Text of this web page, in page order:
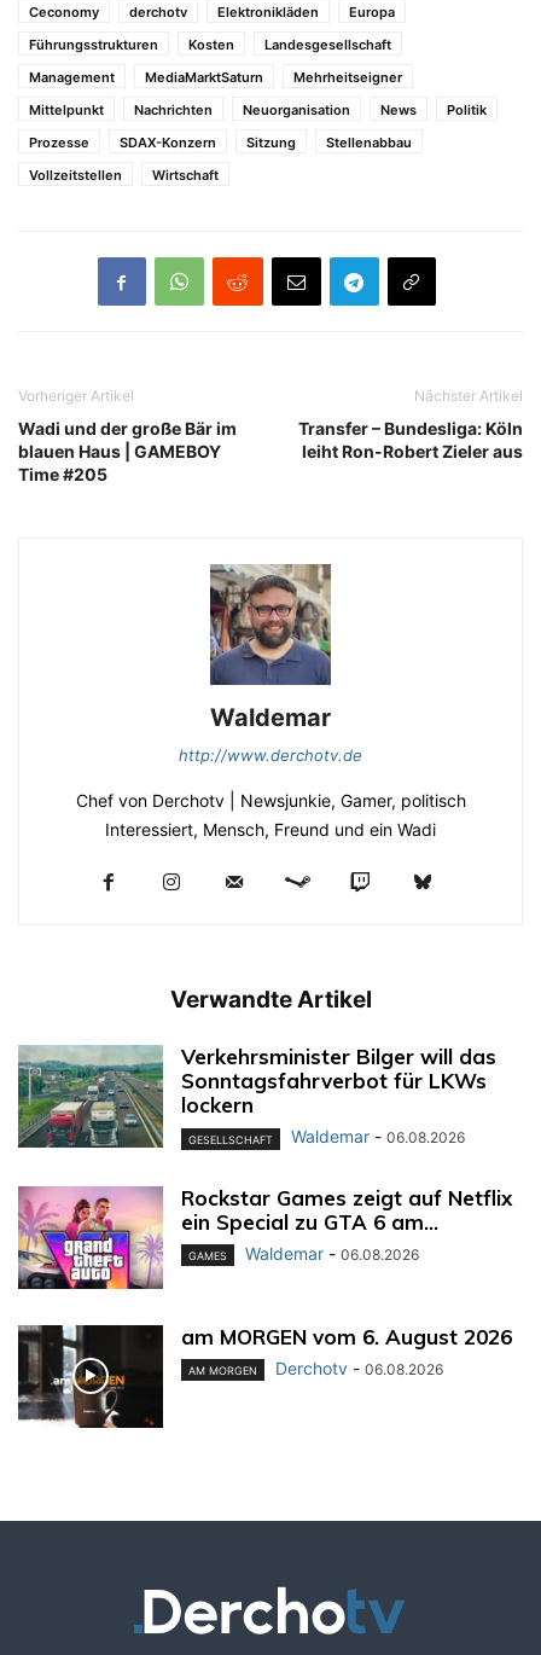
Ceconomy
derchotv Elektronikläden
Europa
Führungsstrukturen
Kosten
Landesgesellschaft
Management
MediaMarktSaturn
Mehrheitseigner
Mittelpunkt
Nachrichten Neuorganisation News
Politik
Prozesse
SDAX-Konzern Sitzung
Stellenabbau
Vollzeitstellen
Wirtschaft
Vorheriger Artikel
Wadi und der große Bär im
blauen Haus | GAMEBOY
Time #205
Nächster Artikel
Transfer – Bundesliga: Köln
leiht Ron-Robert Zieler aus
Waldemar
http://www.derchotv.de
Chef von Derchotv | Newsjunkie, Gamer, politisch
Interessiert, Mensch, Freund und ein Wadi
Verwandte Artikel
Verkehrsminister Bilger will das
Sonntagsfahrverbot für LKWs
lockern
GESELLSCHAFT Waldemar - 06.08.2026
Rockstar Games zeigt auf Netflix
ein Special zu GTA 6 am...
GAMES Waldemar - 06.08.2026
am MORGEN vom 6. August 2026
AM MORGEN Derchotv - 06.08.2026